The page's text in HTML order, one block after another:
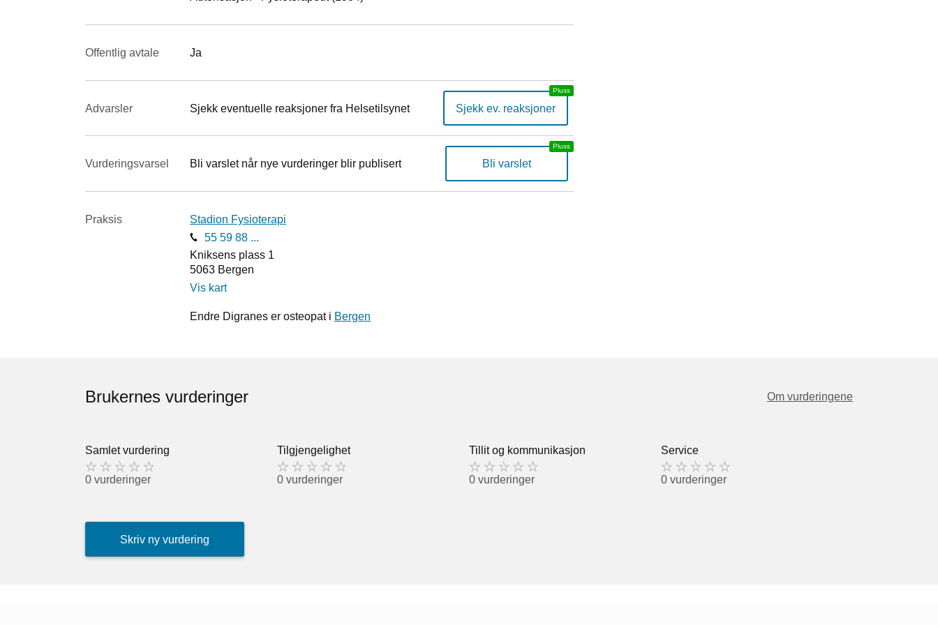
Offentlig avtale Ja
Advarsler Sjekk eventuelle reaksjoner fra Helsetilsynet Sjekk ev. reaksjoner
Vurderings­varsel Bli varslet når nye vurderinger blir publisert Bli varslet
Praksis
Stadion Fysioterapi
55 59 88 ...
Kniksens plass 1
5063 Bergen
Vis kart
Endre Digranes er osteopat i Bergen
Brukernes vurderinger Om vurderingene
Samlet vurdering
0 vurderinger
Tilgjengelighet
0 vurderinger
Tillit og kommunikasjon
0 vurderinger
Service
0 vurderinger
Skriv ny vurdering